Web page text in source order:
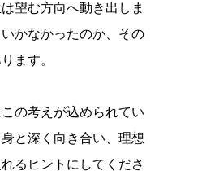
望む方向へ動き出しま
かなかったのか、その
ます。
の考えが込められてい
と深く向き合い、理想
るヒントにしてくださ